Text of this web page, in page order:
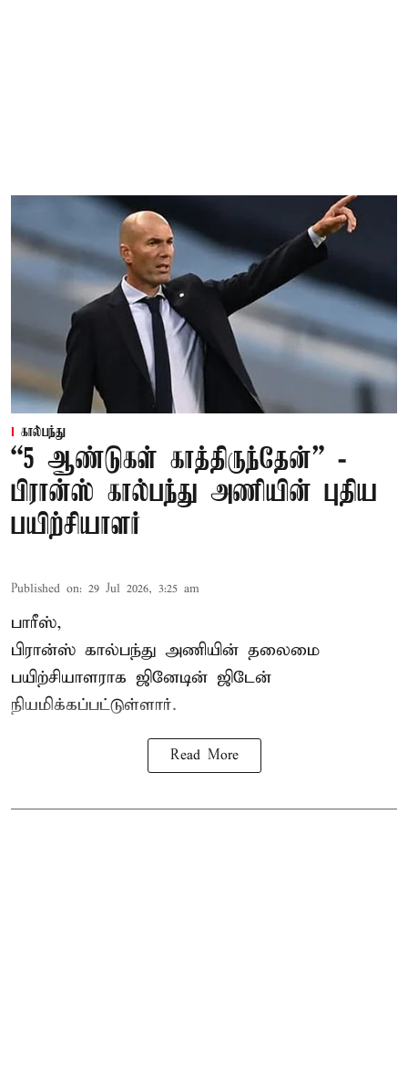
கால்பந்து
“5 ஆண்டுகள் காத்திருந்தேன்” -
பிரான்ஸ் கால்பந்து அணியின் புதிய
பயிற்சியாளர்
Published on: 29 Jul 2026, 3:25 am
பாரீஸ்,
பிரான்ஸ் கால்பந்து அணியின் தலைமை
பயிற்சியாளராக ஜினேடின் ஜிடேன்
நியமிக்கப்பட்டுள்ளார்.
Read More